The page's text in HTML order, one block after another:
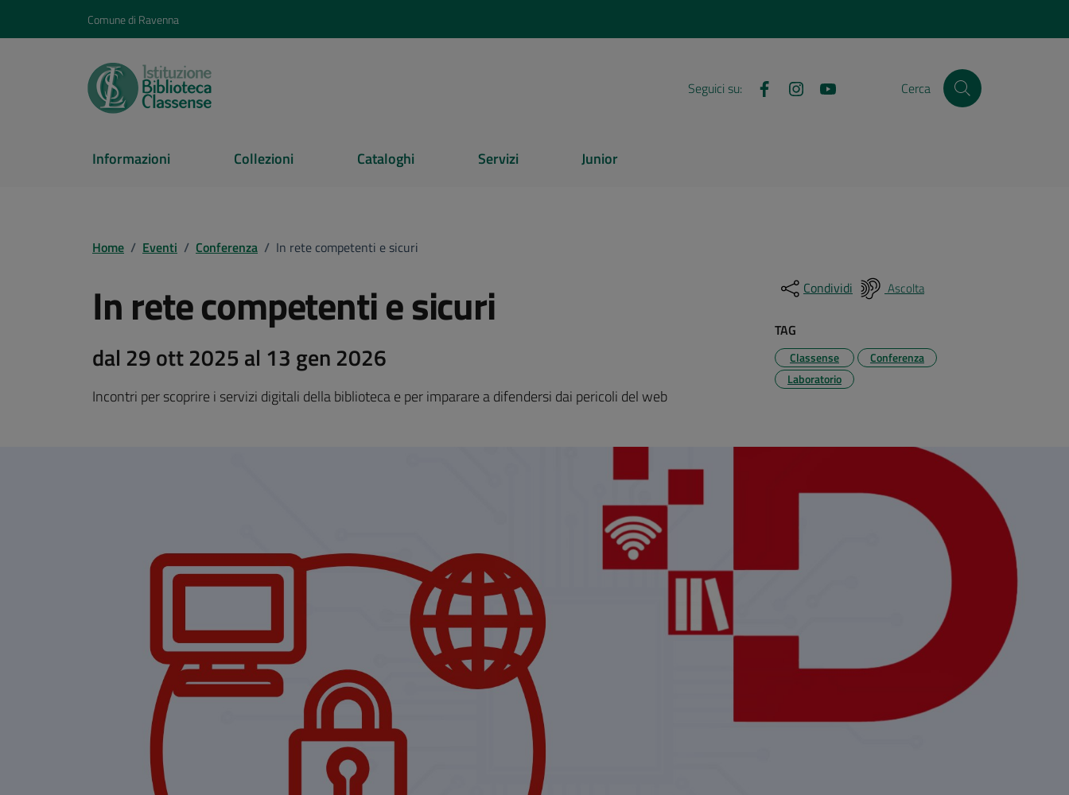
Comune di Ravenna
Seguici su: FacebookInstagram Cerca
Informazioni Collezioni Cataloghi Servizi Junior
Home / Eventi / Conferenza / In rete competenti e sicuri
In rete competenti e sicuri
dal 29 ott 2025 al 13 gen 2026
Incontri per scoprire i servizi digitali della biblioteca e per imparare a difendersi dai pericoli del web
Condividi Ascolta
TAG
Classense
Conferenza
Laboratorio